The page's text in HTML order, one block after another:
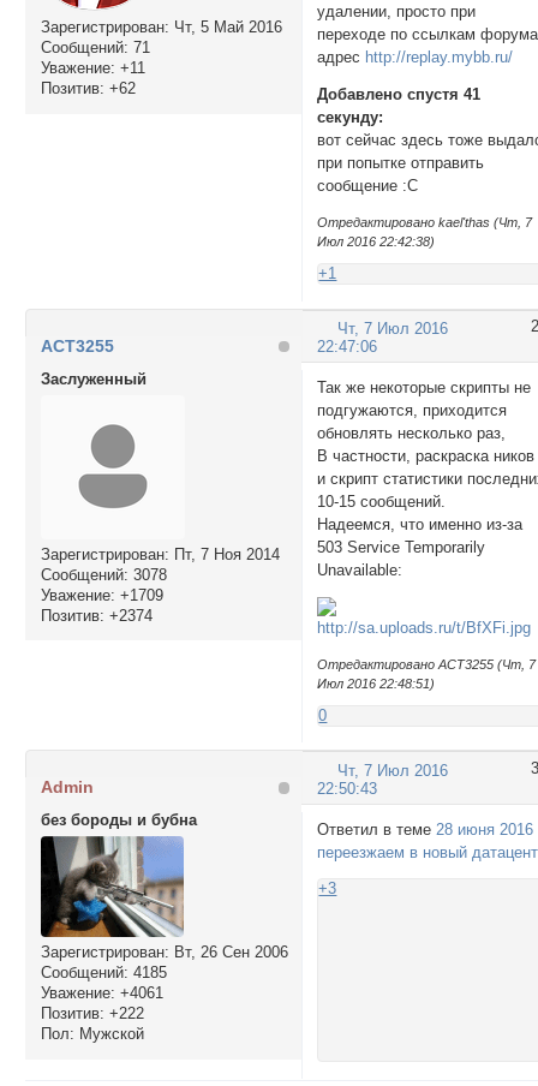
Зарегистрирован: Чт, 5 Май 2016
Сообщений: 71
Уважение: +11
Позитив: +62
удалении, просто при
переходе по ссылкам
адрес http://replay.mybb.ru/
Добавлено спустя 41
секунду:
вот сейчас здесь тоже
при попытке отправить
сообщение :C
Отредактировано kael'thas (Чт, 7
Июл 2016 22:42:38)
+1
2
Чт, 7 Июл 2016
22:47:06
ACT3255
Заслуженный
Зарегистрирован: Пт, 7 Ноя 2014
Сообщений: 3078
Уважение: +1709
Позитив: +2374
Так же некоторые скрипты не
подгужаются, приходится
обновлять несколько раз,
В частности, раскраска ников
и скрипт статистики
10-15 сообщений.
Надеемся, что именно из-за
503 Service Temporarily
Unavailable:
Отредактировано ACT3255 (Чт, 7
Июл 2016 22:48:51)
0
3
Чт, 7 Июл 2016
22:50:43
Admin
без бороды и бубна
Зарегистрирован: Вт, 26 Сен 2006
Сообщений: 4185
Уважение: +4061
Позитив: +222
Пол: Мужской
Ответил в теме 28 июня 2016
переезжаем в новый
+3